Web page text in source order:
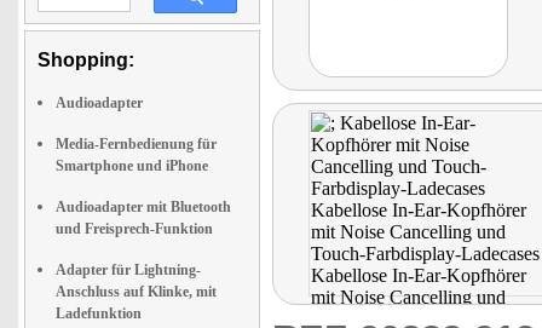
Shopping:
Audioadapter
Media-Fernbedienung für
Smartphone und iPhone
Audioadapter mit Bluetooth
und Freisprech-Funktion
Adapter für Lightning-
Anschluss auf Klinke, mit
Ladefunktion